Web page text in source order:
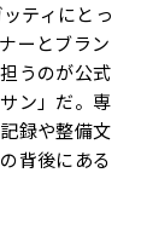
ティにとっ
ーとブラン
うのが公式
ン」だ。専
録や整備文
背後にある